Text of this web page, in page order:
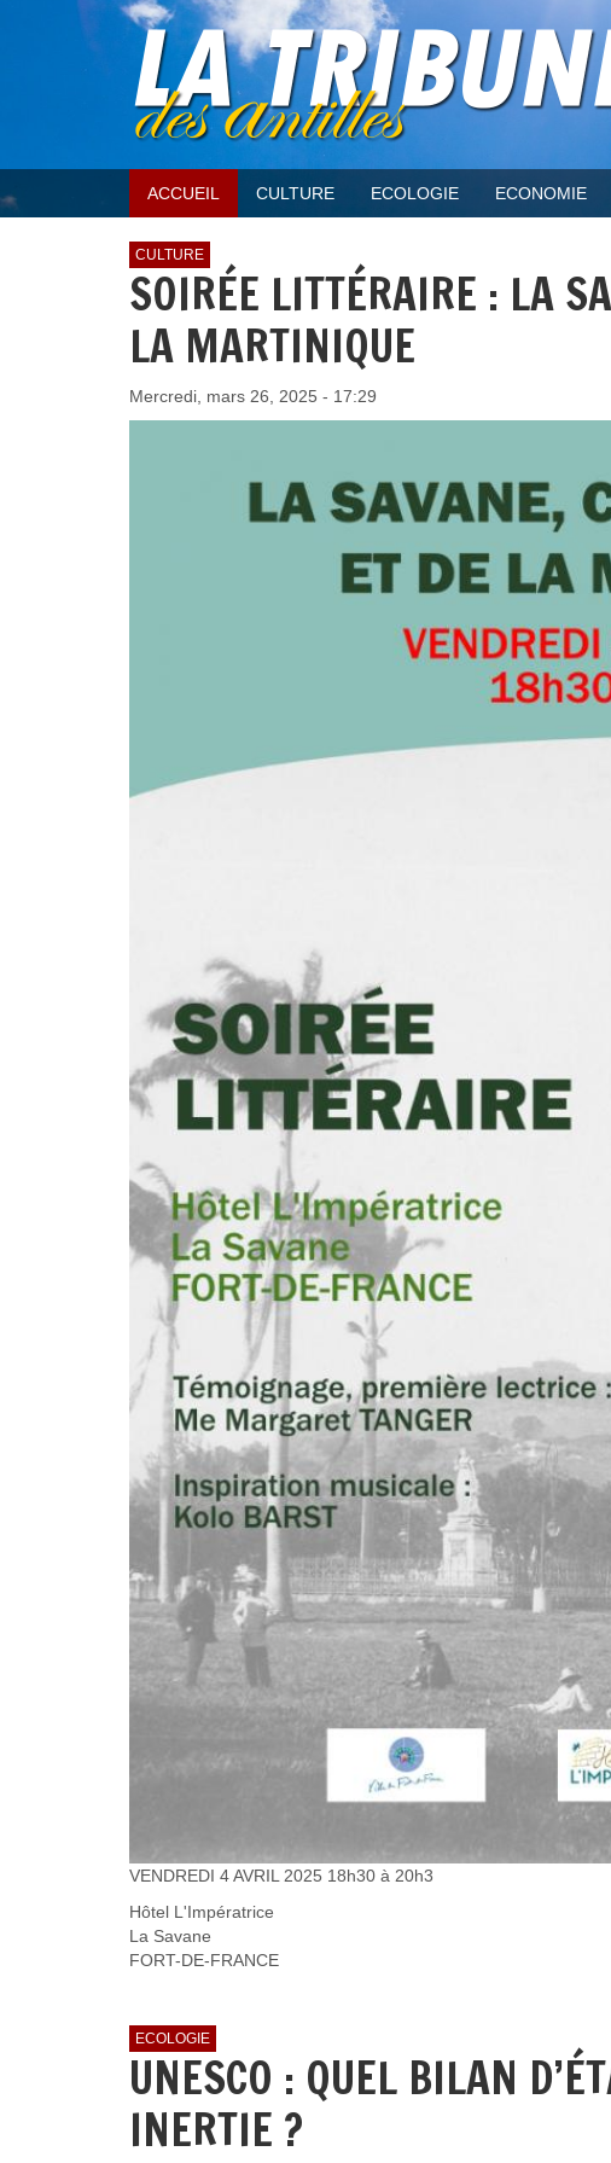
ACCUEIL CULTURE ECOLOGIE ECONOMIE
CULTURE
SOIRÉE LITTÉRAIRE : LA
LA MARTINIQUE
Mercredi, mars 26, 2025 - 17:29
VENDREDI 4 AVRIL 2025 18h30 à 20h3
Hôtel L'Impératrice
La Savane
FORT-DE-FRANCE
ECOLOGIE
UNESCO : QUEL BILAN
INERTIE ?